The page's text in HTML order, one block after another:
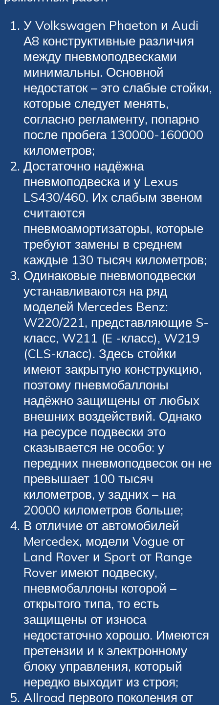
У Volkswagen Phaeton и Audi
А8 конструктивные различия
между пневмоподвесками
минимальны. Основной
недостаток – это слабые стойки,
которые следует менять,
согласно регламенту, попарно
после пробега 130000-160000
километров;
Достаточно надёжна
пневмоподвеска и у Lexus
LS430/460. Их слабым звеном
считаются
пневмоамортизаторы, которые
требуют замены в среднем
каждые 130 тысяч километров;
Одинаковые пневмоподвески
устанавливаются на ряд
моделей Mercedes Benz:
W220/221, представляющие S-
класс, W211 (E -класс), W219
(CLS-класс). Здесь стойки
имеют закрытую конструкцию,
поэтому пневмобаллоны
надёжно защищены от любых
внешних воздействий. Однако
на ресурсе подвески это
сказывается не особо: у
передних пневмоподвесок он не
превышает 100 тысяч
километров, у задних – на
20000 километров больше;
В отличие от автомобилей
Mercedex, модели Vogue от
Land Rover и Sport от Range
Rover имеют подвеску,
пневмобаллоны которой –
открытого типа, то есть
защищены от износа
недостаточно хорошо. Имеются
претензии и к электронному
блоку управления, который
нередко выходит из строя;
Allroad первого поколения от